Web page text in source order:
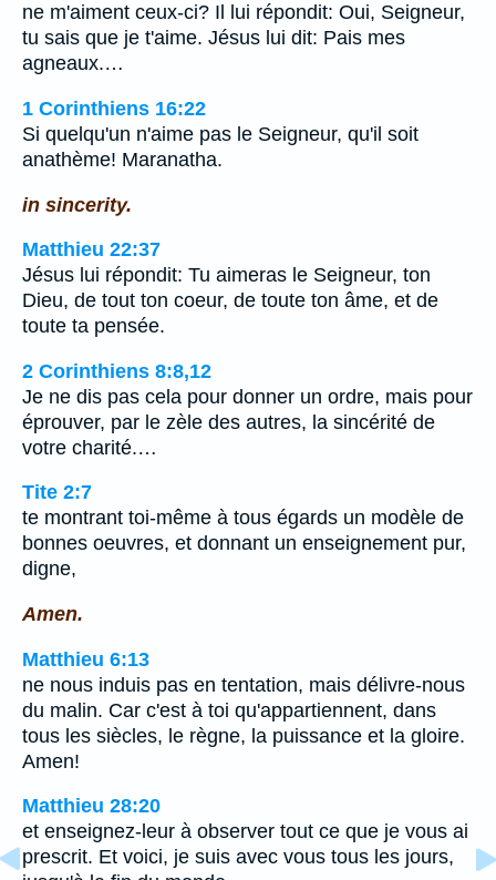
ne m'aiment ceux-ci? Il lui répondit: Oui, Seigneur,
tu sais que je t'aime. Jésus lui dit: Pais mes
agneaux.…
1 Corinthiens 16:22
Si quelqu'un n'aime pas le Seigneur, qu'il soit
anathème! Maranatha.
in sincerity.
Matthieu 22:37
Jésus lui répondit: Tu aimeras le Seigneur, ton
Dieu, de tout ton coeur, de toute ton âme, et de
toute ta pensée.
2 Corinthiens 8:8,12
Je ne dis pas cela pour donner un ordre, mais pour
éprouver, par le zèle des autres, la sincérité de
votre charité.…
Tite 2:7
te montrant toi-même à tous égards un modèle de
bonnes oeuvres, et donnant un enseignement pur,
digne,
Amen.
Matthieu 6:13
ne nous induis pas en tentation, mais délivre-nous
du malin. Car c'est à toi qu'appartiennent, dans
tous les siècles, le règne, la puissance et la gloire.
Amen!
Matthieu 28:20
et enseignez-leur à observer tout ce que je vous ai
prescrit. Et voici, je suis avec vous tous les jours,